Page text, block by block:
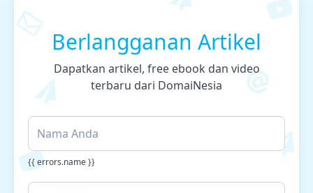
Berlangganan Artikel
Dapatkan artikel, free ebook dan video
terbaru dari DomaiNesia
{{ errors.name }}